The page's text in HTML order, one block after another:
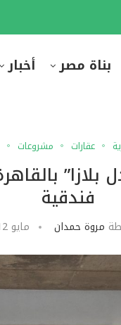
بناة مصر أخبار
عقارات مشروعات
فندقية
مروة حمدان مايو 12, 2026